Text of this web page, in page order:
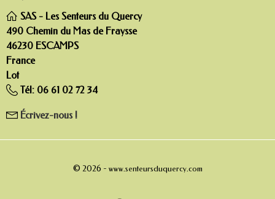
SAS - Les Senteurs du Quercy
490 Chemin du Mas de Fraysse
46230 ESCAMPS
France
Lot
Tél: 06 61 02 72 34
Écrivez-nous !
© 2026 - www.senteursduquercy.com